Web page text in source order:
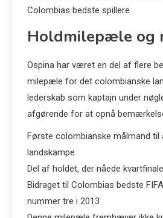
Colombias bedste spillere.
Holdmilepæle og
Ospina har været en del af flere
milepæle for det colombianske
lederskab som kaptajn under
afgørende for at opnå
Første colombianske målmand til
landskampe
Del af holdet, der nåede
Bidraget til Colombias bedste
nummer tre i 2013